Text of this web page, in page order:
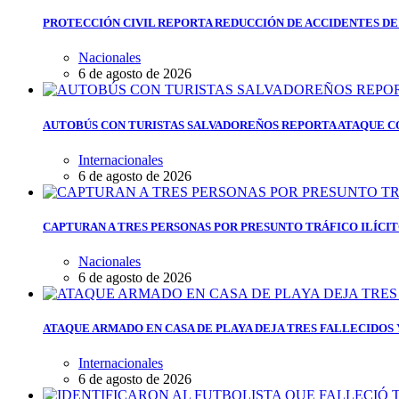
PROTECCIÓN CIVIL REPORTA REDUCCIÓN DE ACCIDENTES
Nacionales
6 de agosto de 2026
AUTOBÚS CON TURISTAS SALVADOREÑOS REPORTA ATAQUE
Internacionales
6 de agosto de 2026
CAPTURAN A TRES PERSONAS POR PRESUNTO TRÁFICO
Nacionales
6 de agosto de 2026
ATAQUE ARMADO EN CASA DE PLAYA DEJA TRES FALLECIDOS
Internacionales
6 de agosto de 2026